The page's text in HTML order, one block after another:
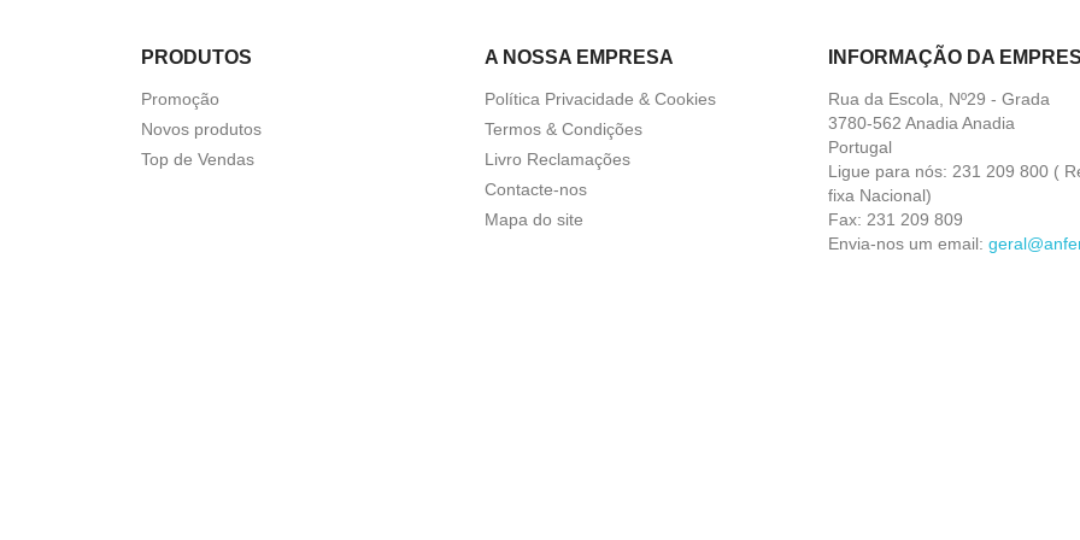
PRODUTOS
Promoção
Novos produtos
Top de Vendas
A NOSSA EMPRESA
Política Privacidade & Cookies
Termos & Condições
Livro Reclamações
Contacte-nos
Mapa do site
INFORMAÇÃO DA
Rua da Escola, Nº29 - Grada
3780-562 Anadia Anadia
Portugal
Ligue para nós: 231 209 800 (
fixa Nacional)
Fax: 231 209 809
Envia-nos um email: